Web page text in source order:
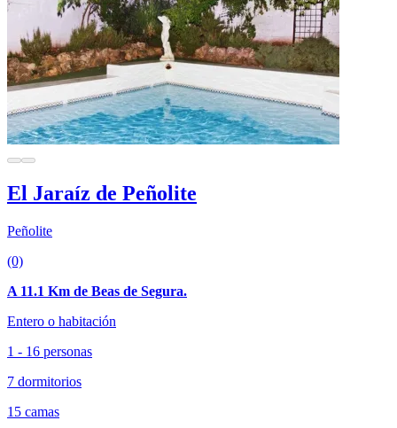
El Jaraíz de Peñolite
Peñolite
(0)
A 11.1 Km de Beas de Segura.
Entero o habitación
1 - 16 personas
7 dormitorios
15 camas